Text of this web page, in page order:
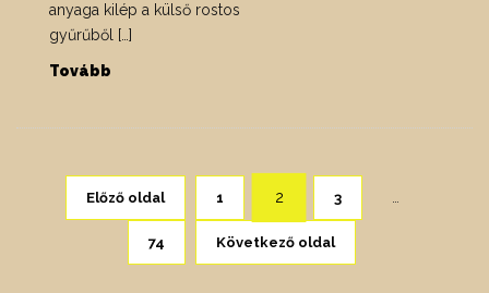
anyaga kilép a külső rostos
gyűrűből […]
Tovább
Bejegyzések
lapozása
Előző oldal 1 2 3 …
74 Következő oldal